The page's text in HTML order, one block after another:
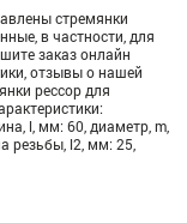
стремянки
в частности, для
заказ онлайн
отзывы о нашей
рессор для
l, мм: 60, диаметр, m,
резьбы, l2, мм: 25,